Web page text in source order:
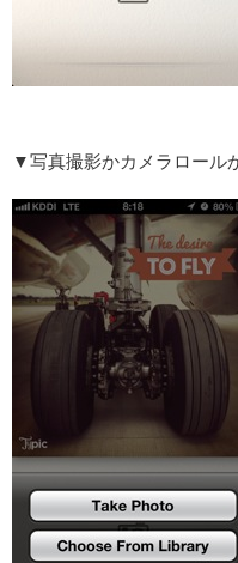
▼写真撮影かカメラロール